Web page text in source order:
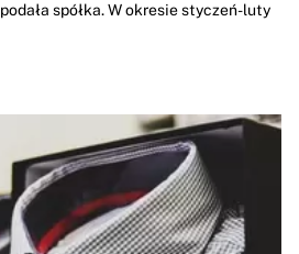
spółka. W okresie styczeń-luty